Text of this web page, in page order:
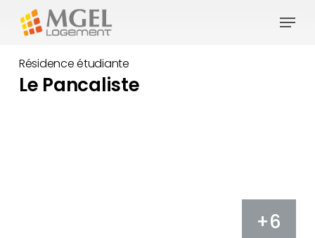
content
Menu
Résidence étudiante
Le Pancaliste
+6